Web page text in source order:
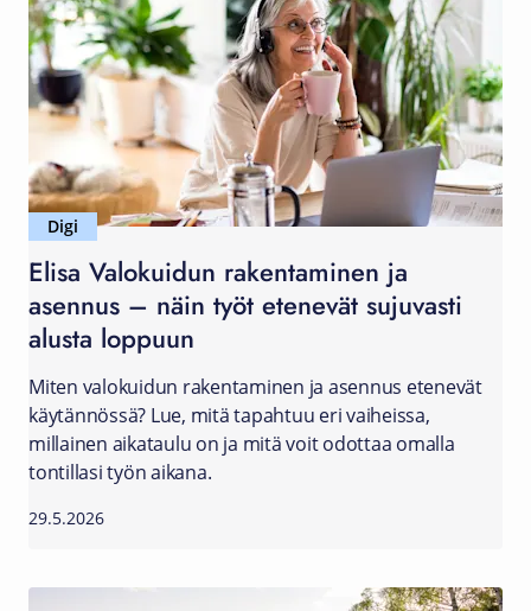
Digi
Elisa Valokuidun rakentaminen ja
asennus – näin työt etenevät sujuvasti
alusta loppuun
Miten valokuidun rakentaminen ja asennus etenevät
käytännössä? Lue, mitä tapahtuu eri vaiheissa,
millainen aikataulu on ja mitä voit odottaa omalla
tontillasi työn aikana.
29.5.2026